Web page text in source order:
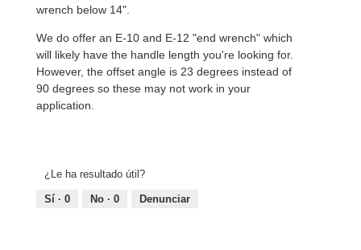
wrench below 14".
We do offer an E-10 and E-12 "end wrench" which
will likely have the handle length you're looking for.
However, the offset angle is 23 degrees instead of
90 degrees so these may not work in your
application.
¿Le ha resultado útil?
Sí · 0 No · 0 Denunciar